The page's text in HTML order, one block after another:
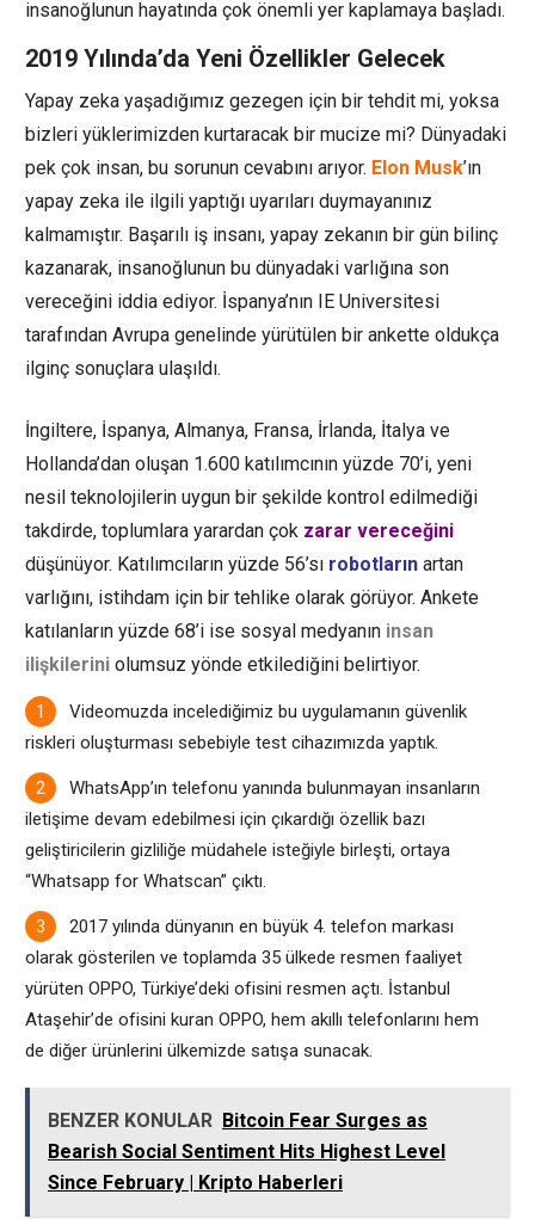
insanoğlunun hayatında çok önemli yer kaplamaya başladı.
2019 Yılında’da Yeni Özellikler Gelecek
Yapay zeka yaşadığımız gezegen için bir tehdit mi, yoksa
bizleri yüklerimizden kurtaracak bir mucize mi? Dünyadaki
pek çok insan, bu sorunun cevabını arıyor. Elon Musk’ın
yapay zeka ile ilgili yaptığı uyarıları duymayanınız
kalmamıştır. Başarılı iş insanı, yapay zekanın bir gün bilinç
kazanarak, insanoğlunun bu dünyadaki varlığına son
vereceğini iddia ediyor. İspanya’nın IE Universitesi
tarafından Avrupa genelinde yürütülen bir ankette oldukça
ilginç sonuçlara ulaşıldı.
İngiltere, İspanya, Almanya, Fransa, İrlanda, İtalya ve
Hollanda’dan oluşan 1.600 katılımcının yüzde 70’i, yeni
nesil teknolojilerin uygun bir şekilde kontrol edilmediği
takdirde, toplumlara yarardan çok zarar vereceğini
düşünüyor. Katılımcıların yüzde 56’sı robotların artan
varlığını, istihdam için bir tehlike olarak görüyor. Ankete
katılanların yüzde 68’i ise sosyal medyanın insan
ilişkilerini olumsuz yönde etkilediğini belirtiyor.
Videomuzda incelediğimiz bu uygulamanın güvenlik
riskleri oluşturması sebebiyle test cihazımızda yaptık.
WhatsApp’ın telefonu yanında bulunmayan insanların
iletişime devam edebilmesi için çıkardığı özellik bazı
geliştiricilerin gizliliğe müdahele isteğiyle birleşti, ortaya
“Whatsapp for Whatscan” çıktı.
2017 yılında dünyanın en büyük 4. telefon markası
olarak gösterilen ve toplamda 35 ülkede resmen faaliyet
yürüten OPPO, Türkiye’deki ofisini resmen açtı. İstanbul
Ataşehir’de ofisini kuran OPPO, hem akıllı telefonlarını hem
de diğer ürünlerini ülkemizde satışa sunacak.
BENZER KONULAR Bitcoin Fear Surges as
Bearish Social Sentiment Hits Highest Level
Since February | Kripto Haberleri